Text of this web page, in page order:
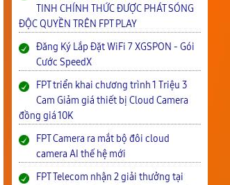
TINH CHÍNH THỨC ĐƯỢC PHÁT SÓNG
ĐỘC QUYỀN TRÊN FPT PLAY
Đăng Ký Lắp Đặt WiFi 7 XGSPON - Gói
Cước SpeedX
FPT triển khai chương trình 1 Triệu 3
Cam Giảm giá thiết bị Cloud Camera
đồng giá 10K
FPT Camera ra mắt bộ đôi cloud
camera AI thế hệ mới
FPT Telecom nhận 2 giải thưởng tại